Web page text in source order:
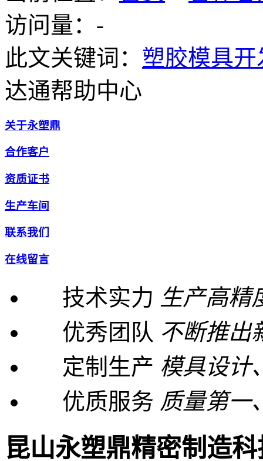
访问量： -
此文关键词： 塑胶模具开
达通帮助中心
关于永塑鼎
合作客户
资质证书
生产车间
联系我们
在线留言
技术实力 生产高精
优秀团队 不断推出
定制生产 模具设计
优质服务 质量第一
昆山永塑鼎精密制造